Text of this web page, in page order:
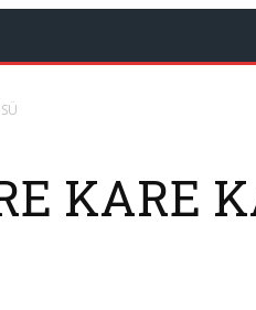
KARE